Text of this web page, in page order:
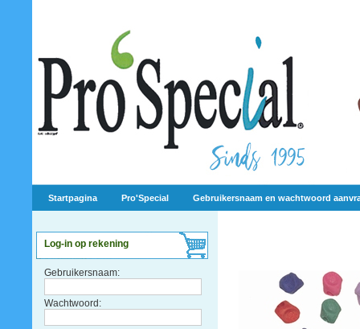
Startpagina Pro'Special Gebruikersnaam en wachtwoord
Log-in op rekening
Gebruikersnaam:
Wachtwoord: